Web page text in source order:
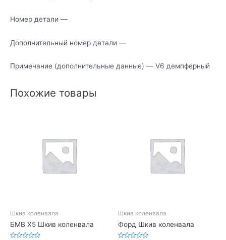
Номер детали —
Дополнительный номер детали —
Примечание (дополнительные данные) — V6 демпферный
Похожие товары
Шкив коленвала
БМВ Х5 Шкив коленвала
Шкив коленвала
Форд Шкив коленвала